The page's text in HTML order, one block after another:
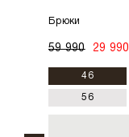
Брюки
59 990 29 990
46
56